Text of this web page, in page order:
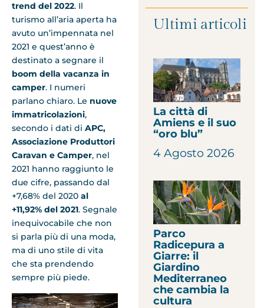
trend del 2022. Il
turismo all’aria aperta ha
avuto un’impennata nel
2021 e quest’anno è
destinato a segnare il
boom della vacanza in
camper. I numeri
parlano chiaro. Le nuove
immatricolazioni,
secondo i dati di APC,
Associazione Produttori
Caravan e Camper, nel
2021 hanno raggiunto le
due cifre, passando dal
+7,68% del 2020 al
+11,92% del 2021. Segnale
inequivocabile che non
si parla più di una moda,
ma di uno stile di vita
che sta prendendo
sempre più piede.
Ultimi articoli
La città di
Amiens e il suo
“oro blu”
4 Agosto 2026
Parco
Radicepura a
Giarre: il
Giardino
Mediterraneo
che cambia la
cultura